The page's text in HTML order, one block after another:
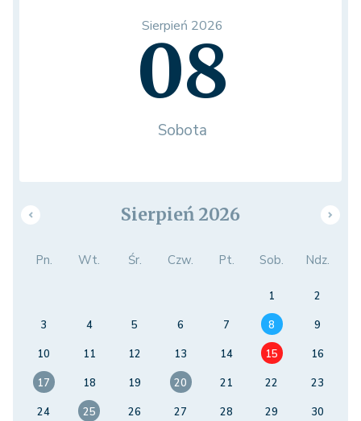
Sierpień 2026
08
Sobota
Sierpień 2026
Pn. Wt. Śr. Czw. Pt. Sob. Ndz.
1
2
3
4 5 6 7 8
9
10
11 12 13 14 15
16
17
18 19 20 21 22
23
24
25 26 27 28 29
30